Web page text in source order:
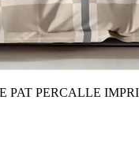
PAT PERCALLE